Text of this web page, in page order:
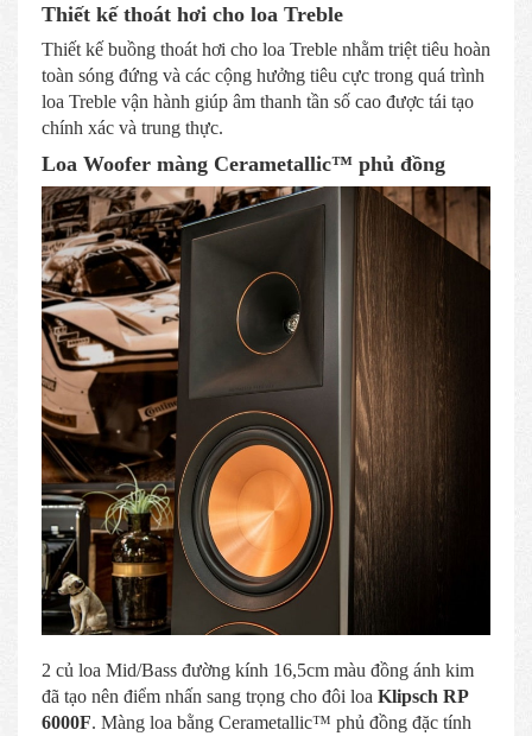
Thiết kế thoát hơi cho loa Treble
Thiết kế buồng thoát hơi cho loa Treble nhằm triệt tiêu hoàn
toàn sóng đứng và các cộng hưởng tiêu cực trong quá trình
loa Treble vận hành giúp âm thanh tần số cao được tái tạo
chính xác và trung thực.
Loa Woofer màng Cerametallic™ phủ đồng
2 củ loa Mid/Bass đường kính 16,5cm màu đồng ánh kim
đã tạo nên điểm nhấn sang trọng cho đôi loa Klipsch RP
6000F. Màng loa bằng Cerametallic™ phủ đồng đặc tính